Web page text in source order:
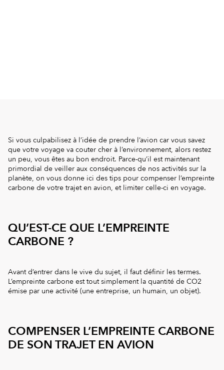
Si vous culpabilisez à l’idée de prendre l’avion car vous savez
que votre voyage va couter cher à l’environnement, alors restez
un peu, vous êtes au bon endroit. Parce-qu’il est maintenant
primordial de veiller aux conséquences de nos activités sur la
planète, on vous donne ici des tips pour compenser l’empreinte
carbone de votre trajet en avion, et limiter celle-ci en voyage.
QU’EST-CE QUE L’EMPREINTE
CARBONE ?
Avant d’entrer dans le vive du sujet, il faut définir les termes.
L’empreinte carbone est tout simplement la quantité de CO2
émise par une activité (une entreprise, un humain, un objet).
COMPENSER L’EMPREINTE CARBONE
DE SON TRAJET EN AVION